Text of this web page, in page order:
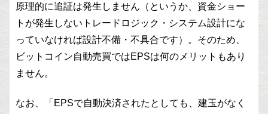
原理的に追証は発生しません（というか、資金ショー
トが発生しないトレードロジック・システム設計にな
っていなければ設計不備・不具合です）。そのため、
ビットコイン自動売買ではEPSは何のメリットもあり
ません。
なお、「EPSで自動決済されたとしても、建玉がなく